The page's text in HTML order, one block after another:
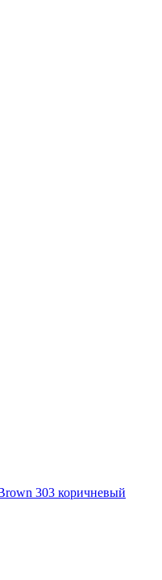
303 коричневый